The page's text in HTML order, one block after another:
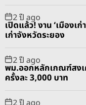
2 ปี ago
เปิดแล้ว! งาน ‘เมืองเ
เก่าจังหวัดระยอง
2 ปี ago
พม.ออกหลักเกณฑ์สงเ
ครั้งละ 3,000 บาท
2 ปี ago